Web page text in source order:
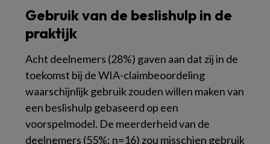
Gebruik van de beslishulp in de
praktijk
Acht deelnemers (28%) gaven aan dat zij in de
toekomst bij de WIA-claimbeoordeling
waarschijnlijk gebruik zouden willen maken van
een beslishulp gebaseerd op een
voorspelmodel. De meerderheid van de
deelnemers (55%; n=16) zou misschien gebruik